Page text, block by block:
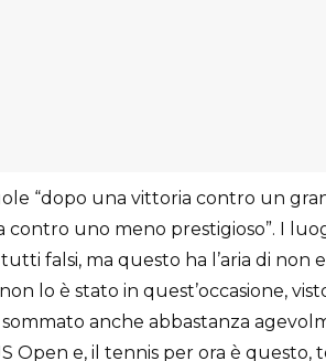
“dopo una vittoria contro un
contro uno meno prestigioso”. I
falsi, ma questo ha l’aria di non
lo è stato in quest’occasione,
anche abbastanza
Open e, il tennis per ora è questo,